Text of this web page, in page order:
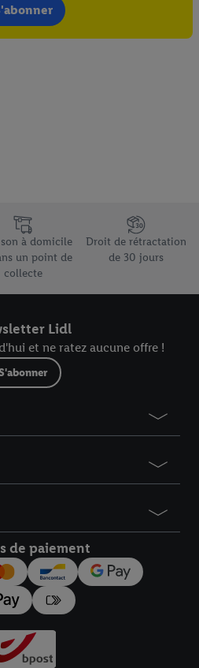
les différents arguments de
à domicile
un point de
collecte
Droit de rétractation
de 30 jours
Lidl
et ne ratez aucune offre !
de paiement